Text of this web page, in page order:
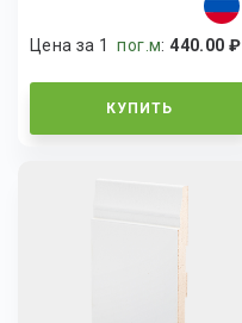
Цена за 1пог.м:440.00 ₽
КУПИТЬ